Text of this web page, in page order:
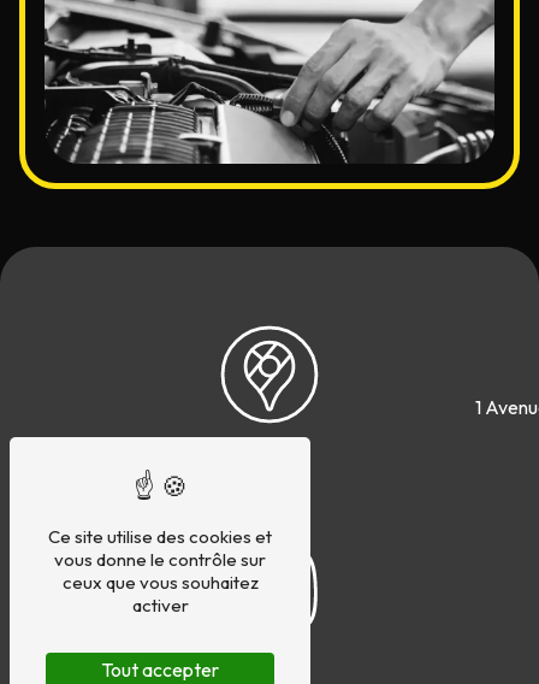
1
Ce site utilise des cookies et
vous donne le contrôle sur
ceux que vous souhaitez
activer
Tout accepter